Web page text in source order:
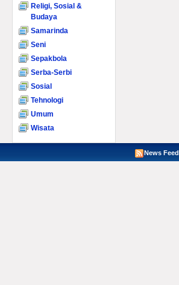
Religi, Sosial &
Budaya
Samarinda
Seni
Sepakbola
Serba-Serbi
Sosial
Tehnologi
Umum
Wisata
News Feed